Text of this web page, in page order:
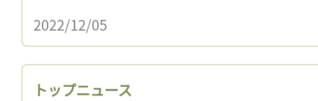
2022/12/05
トップニュース